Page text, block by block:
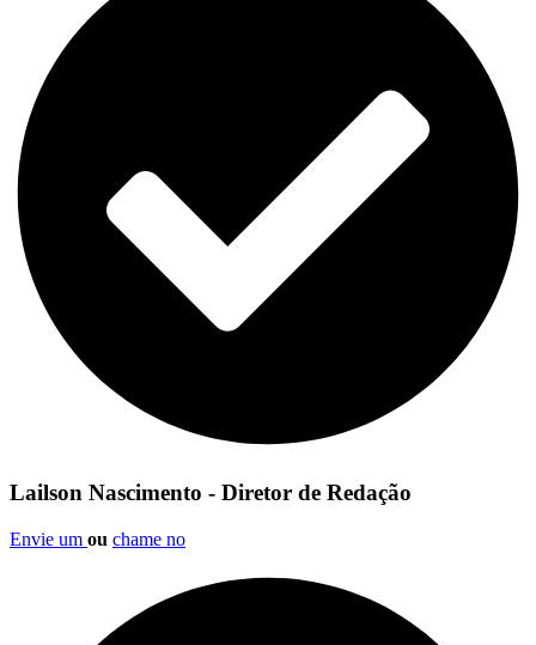
Lailson Nascimento - Diretor de Redação
Envie um ou chame no